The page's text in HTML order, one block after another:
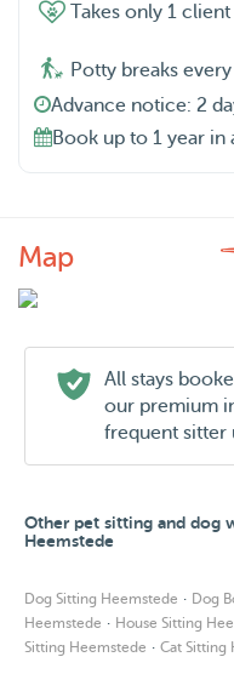
Takes only 1
Potty breaks
Advance notice: 2
Book up to 1 year in
Map
All stays
our premium
frequent sitter
Other pet sitting and dog
Heemstede
Dog Sitting Heemstede · Dog
Heemstede · House Sitting
Sitting Heemstede · Cat Sitting